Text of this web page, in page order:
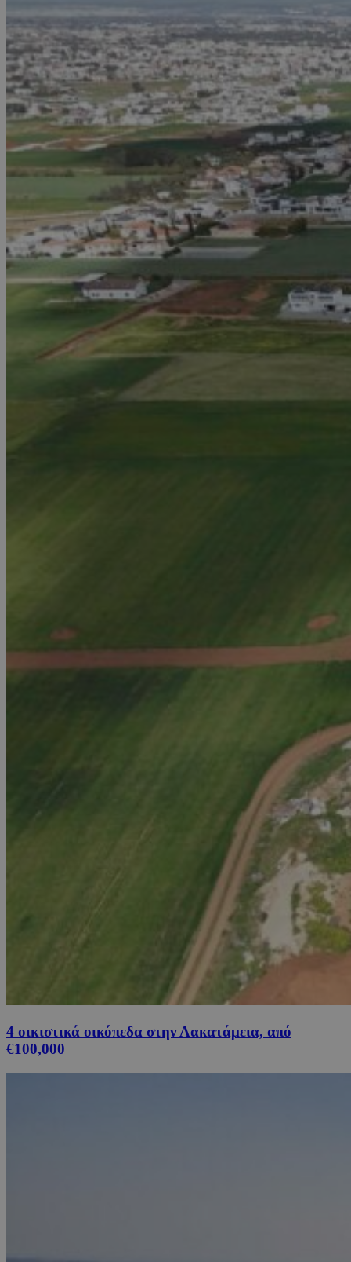
4 οικιστικά οικόπεδα στην Λακατάμεια, από
€100,000